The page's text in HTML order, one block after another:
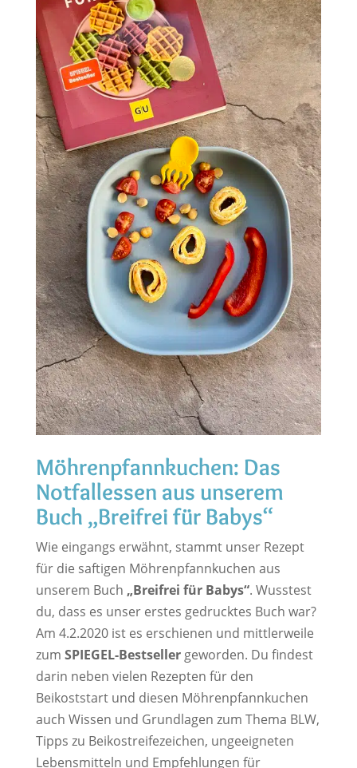
Möhrenpfannkuchen: Das
Notfallessen aus unserem
Buch „Breifrei für Babys“
Wie eingangs erwähnt, stammt unser Rezept
für die saftigen Möhrenpfannkuchen aus
unserem Buch „Breifrei für Babys“. Wusstest
du, dass es unser erstes gedrucktes Buch war?
Am 4.2.2020 ist es erschienen und mittlerweile
zum SPIEGEL-Bestsellergeworden. Du findest
darin neben vielen Rezepten für den
Beikoststart und diesen Möhrenpfannkuchen
auch Wissen und Grundlagen zum Thema BLW,
Tipps zu Beikostreifezeichen, ungeeigneten
Lebensmitteln und Empfehlungen für